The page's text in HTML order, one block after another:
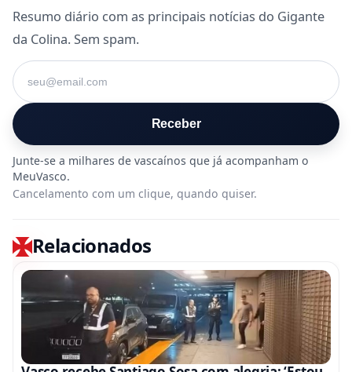
Resumo diário com as principais notícias do Gigante
da Colina. Sem spam.
Seu e-mail
Receber
Cancelamento com um clique, quando quiser.
Relacionados